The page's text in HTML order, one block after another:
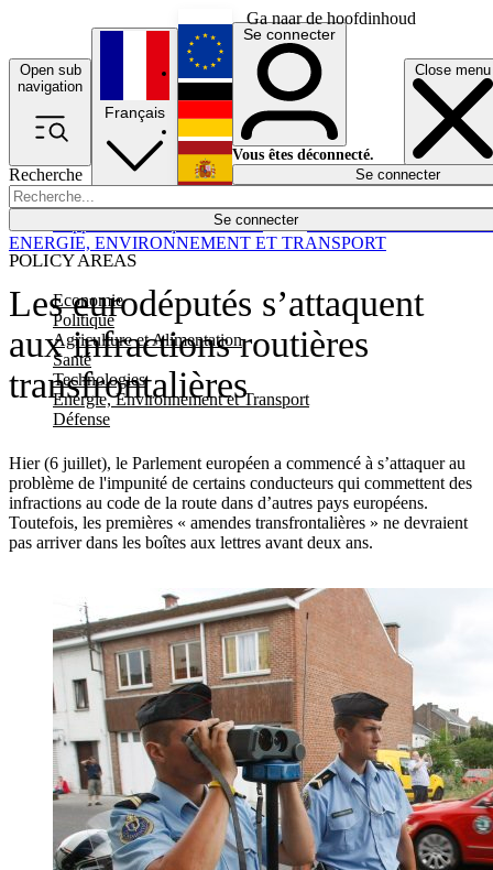
Ga naar de hoofdinhoud
Open sub
navigation
Close menu
Recherche
Se connecter
POLICY AREAS
Economie
Politique
Agriculture et Alimentation
Santé
Technologies
Energie, Environnement et Transport
Défense
Économie
Français
English
Deutsch
Español
Se connecter
Vous êtes déconnecté.
Se connecter
Les eurodéputés s’attaquent
aux infractions routières
transfrontalières
Hier (6 juillet), le Parlement européen a commencé à s’attaquer au
problème de l'impunité de certains conducteurs qui commettent des
infractions au code de la route dans d’autres pays européens.
Toutefois, les premières « amendes transfrontalières » ne devraient
pas arriver dans les boîtes aux lettres avant deux ans.
ENERGIE, ENVIRONNEMENT ET TRANSPORT